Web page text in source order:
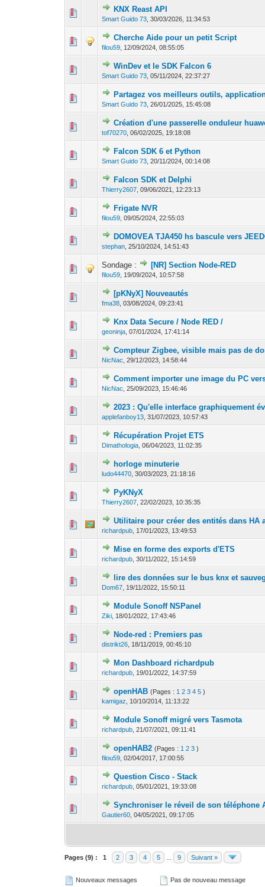
KNX Reast API
Smart Guido 73 ,30/03/2026, 11:34:53
Cherche Aide pour un petit Script
filou59 12/09/2024, 08:55:05
0 Votes - 0 sur 5
WinDev et le SDK Falcon 6
Smart Guido 73 ,05/11/2024, 22:37:27
Partagez vos meilleurs outils,
Smart Guido 73 ,26/01/2025, 15:45:08
0 Votes - 0 sur 5
12
Création d'une passerelle onduleur
tof70270 ,06/02/2025, 19:18:08
0 Votes - 0 sur 512
Falcon SDK 6 et Python
Smart Guido 73 ,20/11/2024, 00:14:08
Falcon SDK et Delphi
Thierry2607 ,09/06/2021, 12:23:13
Frigate NVR
filou59 ,09/05/2024, 22:55:03
DOMOVEA TJA450 hs bascule vers
stephan ,25/10/2024, 14:51:43
0 Votes - 0 sur 512
Sondage : [NR] Section Node-RED
filou59 19/09/2024, 10:57:58
0 Votes - 0 sur 5
[pKNyX] Nouveautés
fma38 ,03/08/2024, 09:23:41
Knx Data Secure / Node RED /
geoninja ,07/01/2024, 17:41:14
0 Votes - 0 sur 5
Compteur Zigbee, visible mais pas de
NicNac ,29/12/2023, 14:58:44
0 Votes - 0 sur 512
Comment importer une image du PC
NicNac ,25/09/2023, 15:46:46
0 Votes - 0 sur 5
12
2023 : Qu'elle interface graphiquement
applefanboy13 ,31/07/2023, 10:57:43
0 Votes - 0 sur 5
12
Récupération Projet ETS
Dimathologia ,06/04/2023, 11:02:35
0 Votes - 0 sur 5
horloge minuterie
ludo44470 ,30/03/2023, 21:18:16
PyKNyX
Thierry2607 ,22/02/2023, 10:35:35
Utilitaire pour créer des entités dans HA
richardpub 17/01/2023, 13:49:53
0 Votes - 0 sur 5
1 2
Mise en forme des exports d'ETS
richardpub ,30/11/2022, 15:14:59
0 Votes - 0 sur 5
lire des données sur le bus knx et
Dom67 19/11/2022, 15:50:11
0 Votes - 0 sur 5
12
Module Sonoff NSPanel
Ziki 18/01/2022, 17:43:46
Node-red : Premiers pas
distrikt26 18/11/2019, 00:45:10
Mon Dashboard richardpub
richardpub 19/01/2022, 14:37:59
0 Votes - 0 sur 5
openHAB (Pages : 1 2 3 4 5 )
kamigaz
10/10/2014, 11:13:22
Module Sonoff migré vers Tasmota
richardpub ,21/07/2021, 09:11:41
0 Votes - 0 sur 5
openHAB2 (Pages : 1 2 3 )
filou59 ,02/04/2017, 17:00:55
Question Cisco - Stack
richardpub ,05/01/2021, 19:33:08
Synchroniser le réveil de son téléphone
Gautier60 ,04/05/2021, 09:17:05
0 Votes - 0 sur 5
1 2
Pages (9) : 1 2 3 4 5 9 Suivant »
Nouveaux messages Pas de nouveau message